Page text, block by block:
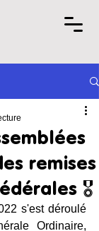
remises
🎖
s'est déroulé
Ordinaire,